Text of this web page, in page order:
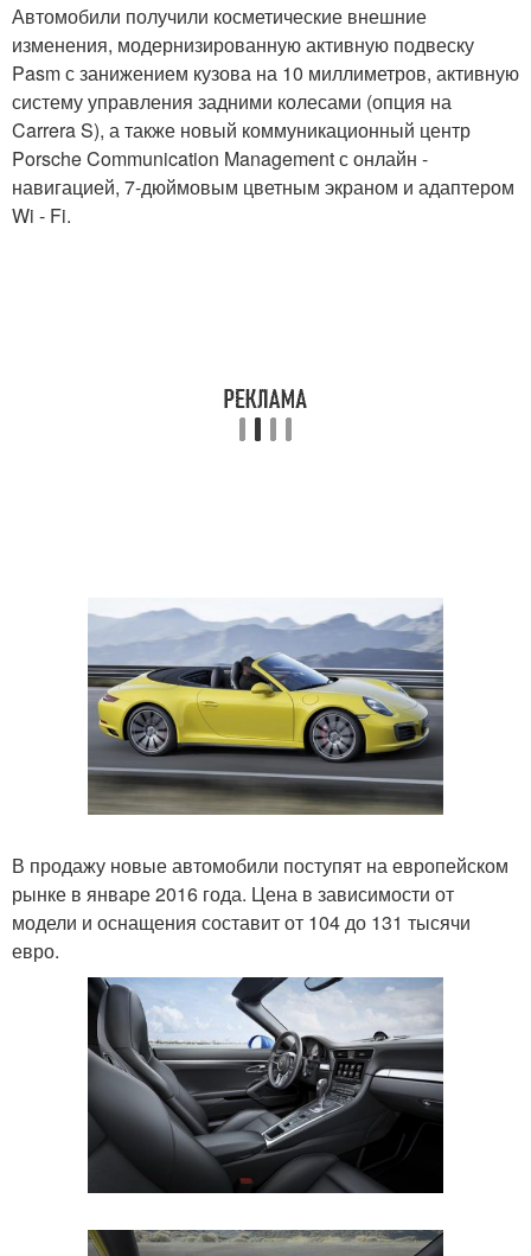
Автомобили получили косметические внешние
изменения, модернизированную активную подвеску
Pasm с занижением кузова на 10 миллиметров, активную
систему управления задними колесами (опция на
Carrera S), а также новый коммуникационный центр
Porsche Communication Management с онлайн -
навигацией, 7-дюймовым цветным экраном и адаптером
Wi - Fi.
В продажу новые автомобили поступят на европейском
рынке в январе 2016 года. Цена в зависимости от
модели и оснащения составит от 104 до 131 тысячи
евро.